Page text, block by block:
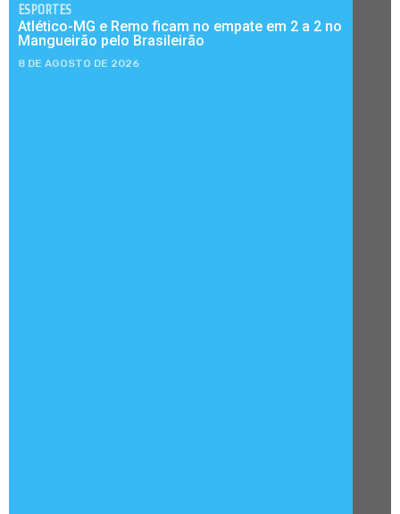
ESPORTES
Atlético-MG e Remo ficam no empate em 2 a 2 no
Mangueirão pelo Brasileirão
8 DE AGOSTO DE 2026